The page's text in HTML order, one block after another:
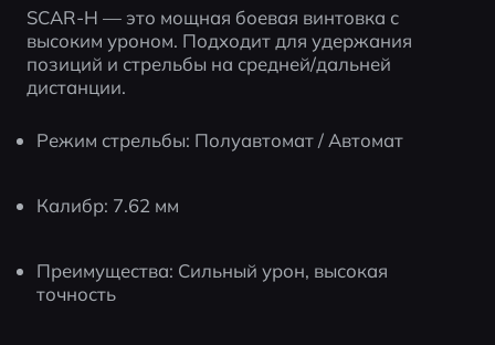
SCAR-H — это мощная боевая винтовка с
высоким уроном. Подходит для удержания
позиций и стрельбы на средней/дальней
дистанции.
Режим стрельбы: Полуавтомат / Автомат
Калибр: 7.62 мм
Преимущества: Сильный урон, высокая
точность